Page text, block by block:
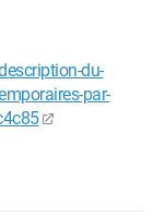
du-
par-